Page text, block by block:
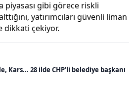
piyasası gibi görece riskli
yatırımcıları güvenli liman
dikkati çekiyor.
Kars... 28 ilde CHP'li belediye başkanı